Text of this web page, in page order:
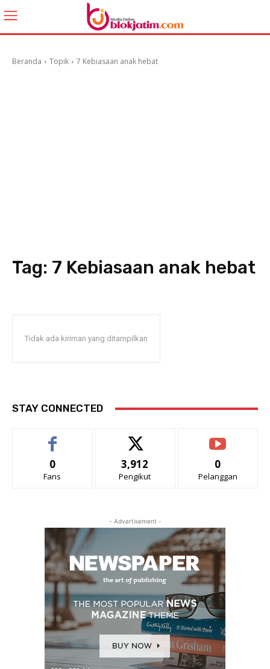
Beranda Topik 7 Kebiasaan anak hebat
Tag: 7 Kebiasaan anak hebat
Tidak ada kiriman yang ditampilkan
STAY CONNECTED
0
Fans
3,912
Pengikut
0
Pelanggan
- Advertisement -